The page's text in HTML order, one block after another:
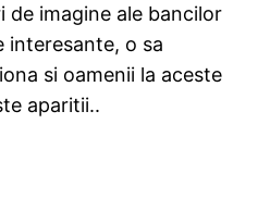
de imagine ale bancilor
o sa
si oamenii la aceste
aparitii..